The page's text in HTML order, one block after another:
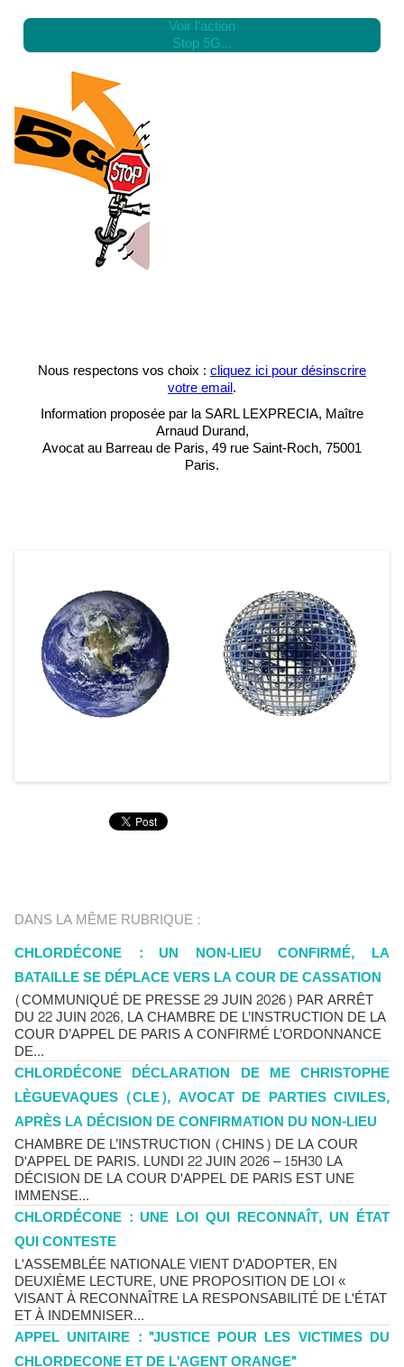
Voir l'action
Stop 5G...
Nous respectons vos choix : cliquez ici pour désinscrire
votre email.
Information proposée par la SARL LEXPRECIA, Maître
Arnaud Durand,
Avocat au Barreau de Paris, 49 rue Saint-Roch, 75001
Paris.
DANS LA MÊME RUBRIQUE :
CHLORDÉCONE : UN NON-LIEU CONFIRMÉ, LA
BATAILLE SE DÉPLACE VERS LA COUR DE CASSATION
(COMMUNIQUÉ DE PRESSE 29 JUIN 2026) PAR ARRÊT
DU 22 JUIN 2026, LA CHAMBRE DE L’INSTRUCTION DE LA
COUR D’APPEL DE PARIS A CONFIRMÉ L’ORDONNANCE
DE...
CHLORDÉCONE DÉCLARATION DE ME CHRISTOPHE
LÈGUEVAQUES (CLE), AVOCAT DE PARTIES CIVILES,
APRÈS LA DÉCISION DE CONFIRMATION DU NON-LIEU
CHAMBRE DE L’INSTRUCTION (CHINS) DE LA COUR
D'APPEL DE PARIS. LUNDI 22 JUIN 2026 – 15H30 LA
DÉCISION DE LA COUR D'APPEL DE PARIS EST UNE
IMMENSE...
CHLORDÉCONE : UNE LOI QUI RECONNAÎT, UN ÉTAT
QUI CONTESTE
L'ASSEMBLÉE NATIONALE VIENT D'ADOPTER, EN
DEUXIÈME LECTURE, UNE PROPOSITION DE LOI «
VISANT À RECONNAÎTRE LA RESPONSABILITÉ DE L'ÉTAT
ET À INDEMNISER...
APPEL UNITAIRE : "JUSTICE POUR LES VICTIMES DU